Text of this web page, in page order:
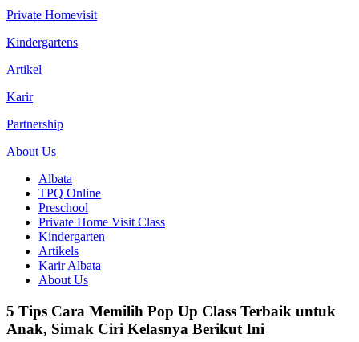
Private Homevisit
Kindergartens
Artikel
Karir
Partnership
About Us
Albata
TPQ Online
Preschool
Private Home Visit Class
Kindergarten
Artikels
Karir Albata
About Us
5 Tips Cara Memilih Pop Up Class Terbaik untuk
Anak, Simak Ciri Kelasnya Berikut Ini